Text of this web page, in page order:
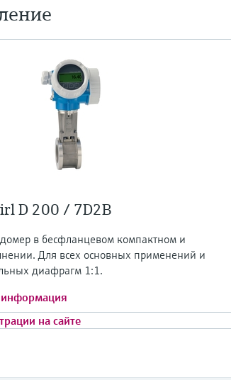
D 200 / 7D2B
в бесфланцевом компактном и
Для всех основных применений и
диафрагм 1:1.
на сайте